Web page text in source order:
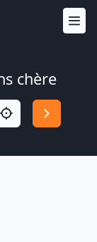
chère